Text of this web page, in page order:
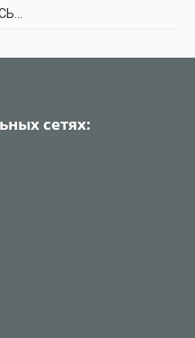
сетях: